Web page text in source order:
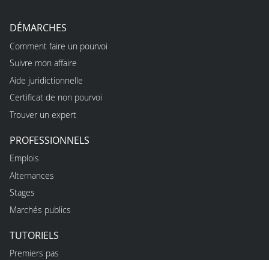
DÉMARCHES
Comment faire un pourvoi
Suivre mon affaire
Aide juridictionnelle
Certificat de non pourvoi
Trouver un expert
PROFESSIONNELS
Emplois
Alternances
Stages
Marchés publics
TUTORIELS
Premiers pas